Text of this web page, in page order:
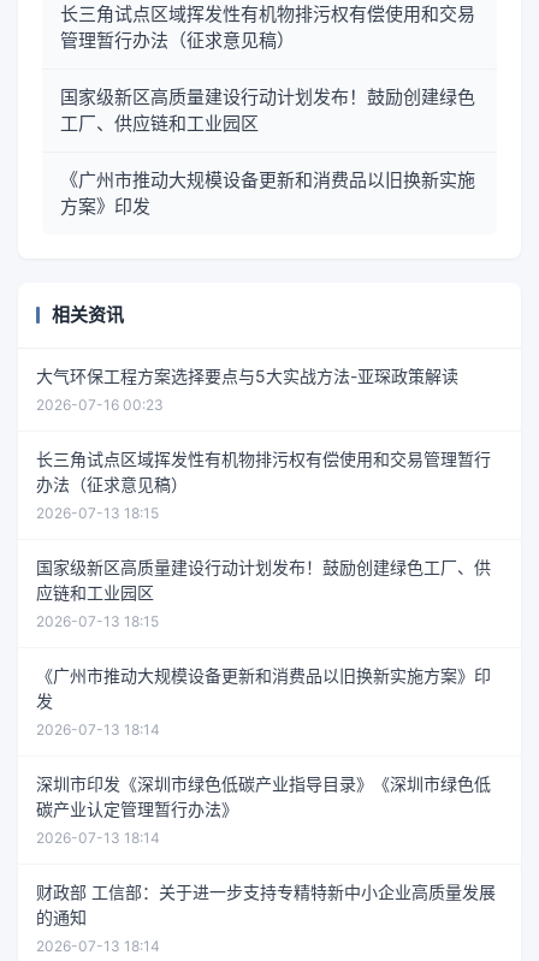
长三角试点区域挥发性有机物排污权有偿使用和交易
管理暂行办法（征求意见稿）
国家级新区高质量建设行动计划发布！鼓励创建绿色
工厂、供应链和工业园区
《广州市推动大规模设备更新和消费品以旧换新实施
方案》印发
相关资讯
大气环保工程方案选择要点与5大实战方法-亚琛政策解读
2026-07-16 00:23
长三角试点区域挥发性有机物排污权有偿使用和交易管理暂行
办法（征求意见稿）
2026-07-13 18:15
国家级新区高质量建设行动计划发布！鼓励创建绿色工厂、供
应链和工业园区
2026-07-13 18:15
《广州市推动大规模设备更新和消费品以旧换新实施方案》印
发
2026-07-13 18:14
深圳市印发《深圳市绿色低碳产业指导目录》《深圳市绿色低
碳产业认定管理暂行办法》
2026-07-13 18:14
财政部 工信部：关于进一步支持专精特新中小企业高质量发展
的通知
2026-07-13 18:14